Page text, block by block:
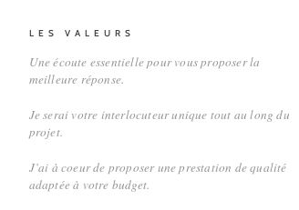
LES VALEURS
Une écoute essentielle pour vous proposer la
meilleure réponse.
Je serai votre interlocuteur unique tout au long du
projet.
J’ai à coeur de proposer une prestation de qualité
adaptée à votre budget.